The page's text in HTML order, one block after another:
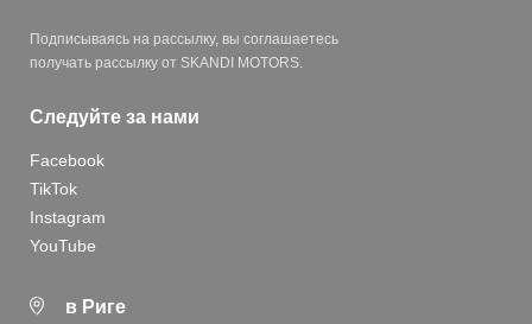
Подписываясь на рассылку, вы соглашаетесь
получать рассылку от SKANDI MOTORS.
Следуйте за нами
Facebook
TikTok
Instagram
YouTube
в Риге